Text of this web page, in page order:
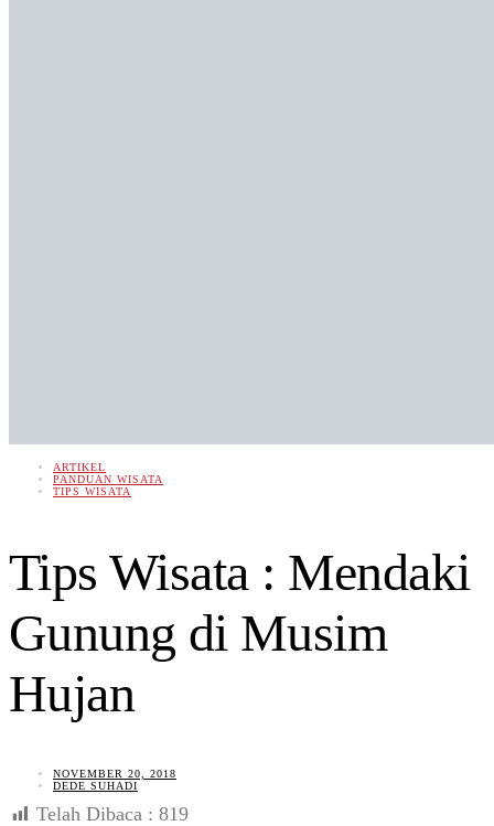
ARTIKEL
PANDUAN WISATA
TIPS WISATA
Tips Wisata : Mendaki
Gunung di Musim
Hujan
NOVEMBER 20, 2018
DEDE SUHADI
Telah Dibaca : 819